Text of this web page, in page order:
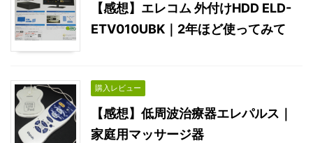
【感想】エレコム 外付けHDD ELD-
ETV010UBK｜2年ほど使ってみて
購入レビュー
【感想】低周波治療器エレパルス｜
家庭用マッサージ器